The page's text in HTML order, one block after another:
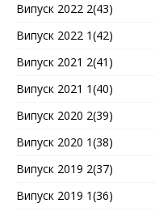
Випуск 2022 2(43)
Випуск 2022 1(42)
Випуск 2021 2(41)
Випуск 2021 1(40)
Випуск 2020 2(39)
Випуск 2020 1(38)
Випуск 2019 2(37)
Випуск 2019 1(36)